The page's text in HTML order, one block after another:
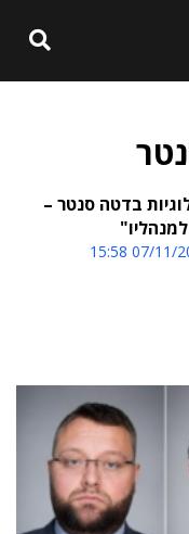
בדטה סנטר –
07/11/2022